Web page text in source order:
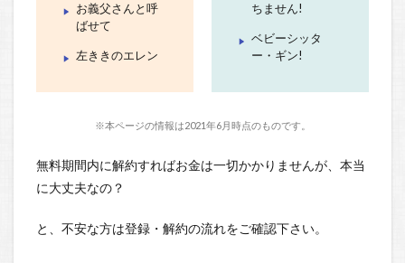
お義父さんと呼
ばせて
左ききのエレン
ちません!
ベビーシッタ
ー・ギン!
※本ページの情報は2021年6月時点のものです。
無料期間内に解約すればお金は一切かかりませんが、本当
に大丈夫なの？
と、不安な方は登録・解約の流れをご確認下さい。